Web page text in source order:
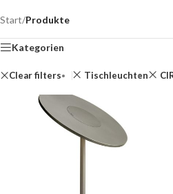
Start/Produkte
Kategorien
Clear filters Tischleuchten